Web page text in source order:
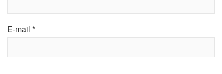
E-mail *